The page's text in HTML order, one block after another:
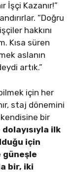
İşçi Kazanır!”
“Doğru
hakkını
Kısa süren
aslanın
artık.”
için her
staj dönemini
bir
ilk
için
güneşle
bir, iki